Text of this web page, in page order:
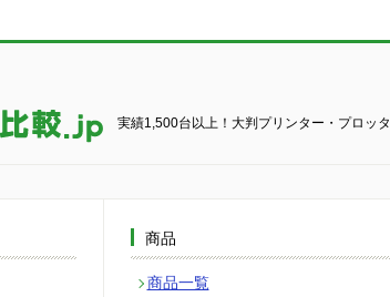
実績1,500台以上！大判プリンター・プロッ
商品
商品一覧